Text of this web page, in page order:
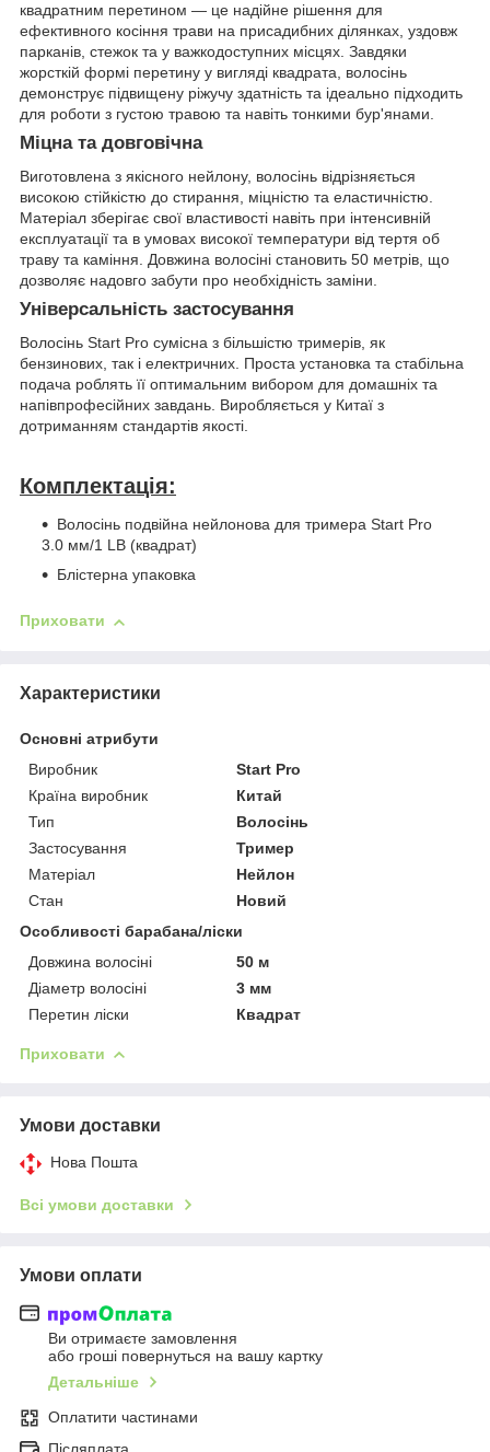
квадратним перетином — це надійне рішення для
ефективного косіння трави на присадибних ділянках, уздовж
парканів, стежок та у важкодоступних місцях. Завдяки
жорсткій формі перетину у вигляді квадрата, волосінь
демонструє підвищену ріжучу здатність та ідеально підходить
для роботи з густою травою та навіть тонкими бур'янами.
Міцна та довговічна
Виготовлена ​​з якісного нейлону, волосінь відрізняється
високою стійкістю до стирання, міцністю та еластичністю.
Матеріал зберігає свої властивості навіть при інтенсивній
експлуатації та в умовах високої температури від тертя об
траву та каміння. Довжина волосіні становить 50 метрів, що
дозволяє надовго забути про необхідність заміни.
Універсальність застосування
Волосінь Start Pro сумісна з більшістю тримерів, як
бензинових, так і електричних. Проста установка та стабільна
подача роблять її оптимальним вибором для домашніх та
напівпрофесійних завдань. Виробляється у Китаї з
дотриманням стандартів якості.
Комплектація:
Волосінь подвійна нейлонова для тримера Start Pro
3.0 мм/1 LB (квадрат)
Блістерна упаковка
Приховати
Характеристики
Основні атрибути
Виробник
Start Pro
Країна виробник
Китай
Тип
Волосінь
Застосування
Тример
Матеріал
Нейлон
Стан
Новий
Особливості барабана/ліски
Довжина волосіні
50 м
Діаметр волосіні
3 мм
Перетин ліски
Квадрат
Приховати
Умови доставки
Нова Пошта
Всі умови доставки
Умови оплати
Ви отримаєте замовлення
або гроші повернуться на вашу картку
Детальніше
Оплатити частинами